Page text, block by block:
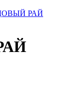
РАЙ